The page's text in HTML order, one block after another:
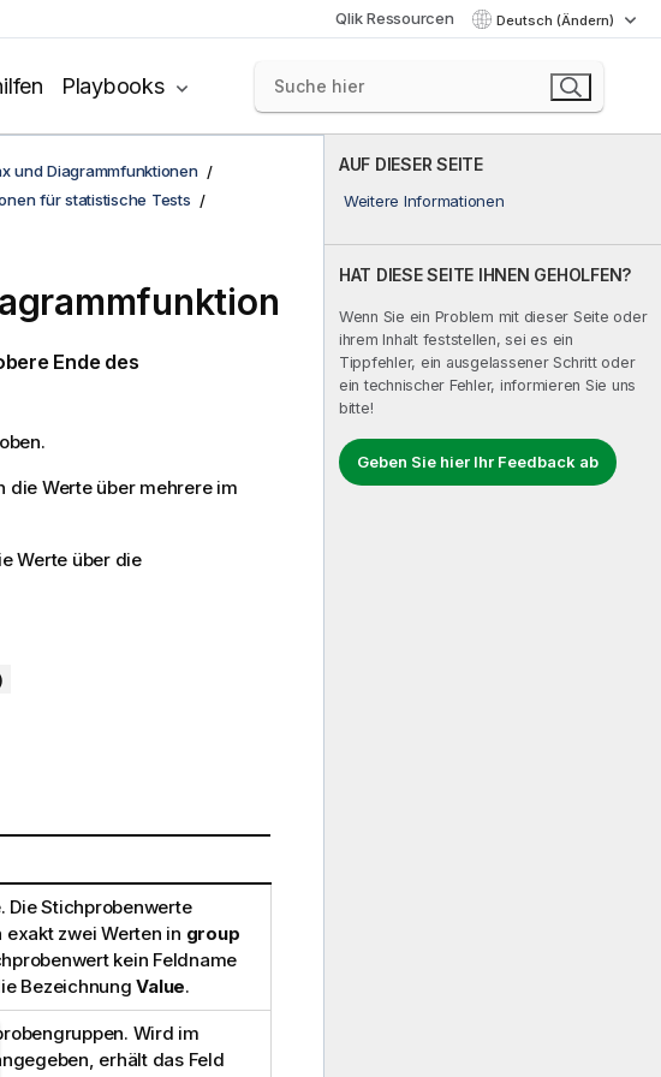
Qlik Ressourcen Deutsch (Ändern)
Playbooks
AUF DIESER SEITE
Weitere Informationen
HAT DIESE SEITE IHNEN GEHOLFEN?
Wenn Sie ein Problem mit dieser Seite oder
ihrem Inhalt feststellen, sei es ein
Tippfehler, ein ausgelassener Schritt oder
ein technischer Fehler, informieren Sie uns
bitte!
Geben Sie hier Ihr Feedback ab
und Diagrammfunktionen
für statistische Tests
Ende des
die Werte über mehrere im
Werte über die
Die Stichprobenwerte
zwei Werten in group
kein Feldname
BezeichnungValue.
Wird im
erhält das Feld